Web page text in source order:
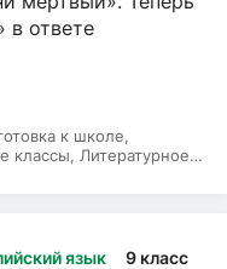
в ответе
к школе,
Литературное
язык 9 класс